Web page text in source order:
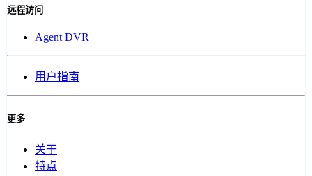
远程访问
Agent DVR
用户指南
更多
关于
特点